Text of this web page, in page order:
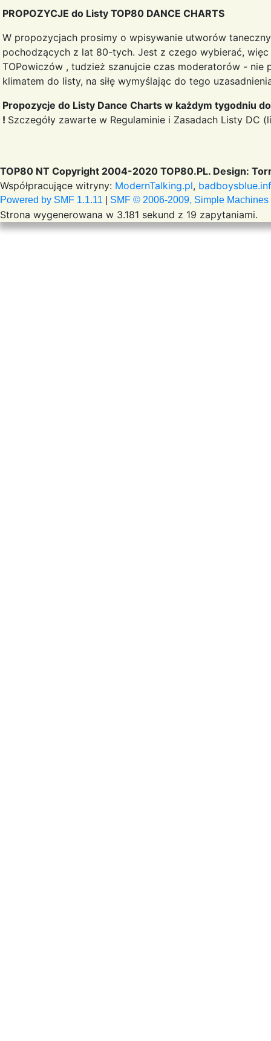
PROPOZYCJE do Listy TOP80 DANCE CHARTS
W propozycjach prosimy o wpisywanie utworów
pochodzących z lat 80-tych. Jest z czego wybierać,
TOPowiczów , tudzież szanujcie czas moderatorów - nie
klimatem do listy, na siłę wymyślając do tego
Propozycje do Listy Dance Charts w każdym tygodniu
! Szczegóły zawarte w Regulaminie i Zasadach Listy DC
TOP80 NT Copyright 2004-2020 TOP80.PL. Design:
Współpracujące witryny: ModernTalking.pl,
Powered by SMF 1.1.11 SMF © 2006-2009, Simple Machines
Strona wygenerowana w 3.181 sekund z 19 zapytaniami.